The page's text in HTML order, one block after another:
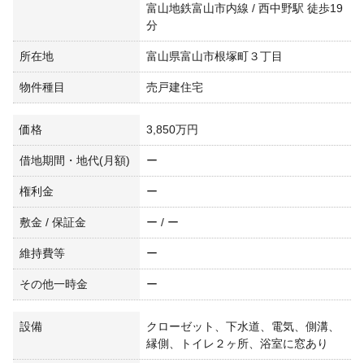
富山地鉄富山市内線 / 西中野駅 徒歩19
分
所在地 富山県富山市根塚町３丁目
物件種目 売戸建住宅
価格 3,850万円
借地期間・地代(月額) ー
権利金 ー
敷金 / 保証金 ー / ー
維持費等 ー
その他一時金 ー
設備
クローゼット、下水道、電気、側溝、
縁側、トイレ２ヶ所、浴室に窓あり